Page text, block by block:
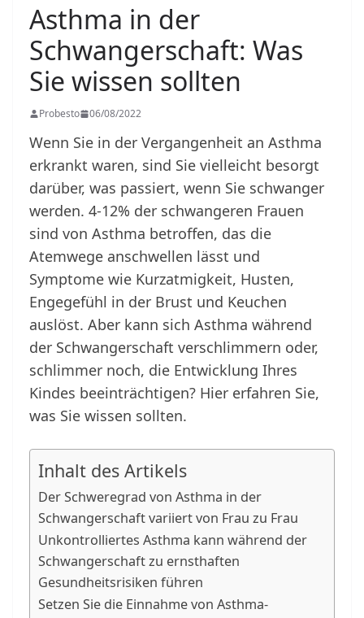
Asthma in der
Schwangerschaft: Was
Sie wissen sollten
Probesto 06/08/2022
Wenn Sie in der Vergangenheit an Asthma
erkrankt waren, sind Sie vielleicht besorgt
darüber, was passiert, wenn Sie schwanger
werden. 4-12% der schwangeren Frauen
sind von Asthma betroffen, das die
Atemwege anschwellen lässt und
Symptome wie Kurzatmigkeit, Husten,
Engegefühl in der Brust und Keuchen
auslöst. Aber kann sich Asthma während
der Schwangerschaft verschlimmern oder,
schlimmer noch, die Entwicklung Ihres
Kindes beeinträchtigen? Hier erfahren Sie,
was Sie wissen sollten.
Inhalt des Artikels
Der Schweregrad von Asthma in der
Schwangerschaft variiert von Frau zu Frau
Unkontrolliertes Asthma kann während der
Schwangerschaft zu ernsthaften
Gesundheitsrisiken führen
Setzen Sie die Einnahme von Asthma-